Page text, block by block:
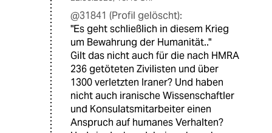
@31841 (Profil gelöscht):
"Es geht schließlich in diesem Krieg
um Bewahrung der Humanität.."
Gilt das nicht auch für die nach HMRA
236 getöteten Zivilisten und über
1300 verletzten Iraner? Und haben
nicht auch iranische Wissenschaftler
und Konsulatsmitarbeiter einen
Anspruch auf humanes Verhalten?